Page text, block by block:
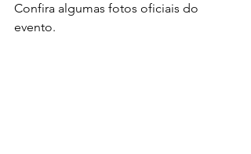
Confira algumas fotos oficiais do
evento.